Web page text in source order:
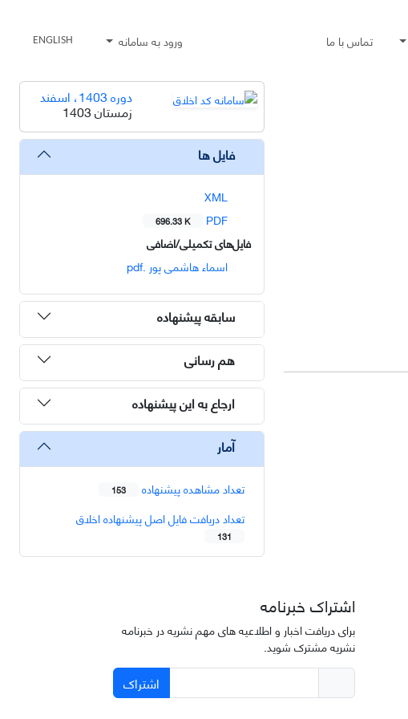
تماس با ما ورود به سامانه ENGLISH
دوره 1403، اسفند
زمستان 1403
فایل ها
XML
PDF
696.33 K
فایل‌های تکمیلی/اضافی
اسماء هاشمی پور .pdf
سابقه پیشنهاده
هم رسانی
ارجاع به این پیشنهاده
آمار
تعداد مشاهده پیشنهاده 153
تعداد دریافت فایل اصل پیشنهاده اخلاق
131
اشتراک خبرنامه
برای دریافت اخبار و اطلاعیه های مهم نشریه در خبرنامه
نشریه مشترک شوید.
اشتراک